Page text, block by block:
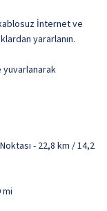
İnternet ve
yararlanın.
yuvarlanarak
- 22,8 km / 14,2
mi